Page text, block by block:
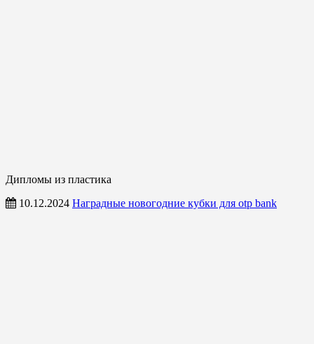
Дипломы из пластика
10.12.2024 Наградные новогодние кубки для otp bank